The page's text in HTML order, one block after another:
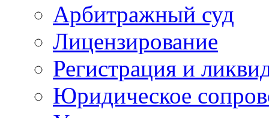
Арбитражный суд
Лицензирование
Регистрация и
Юридическое